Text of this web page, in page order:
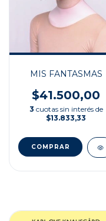
MIS FANTASMAS
$41.500,00
3 cuotas sin interés de
$13.833,33